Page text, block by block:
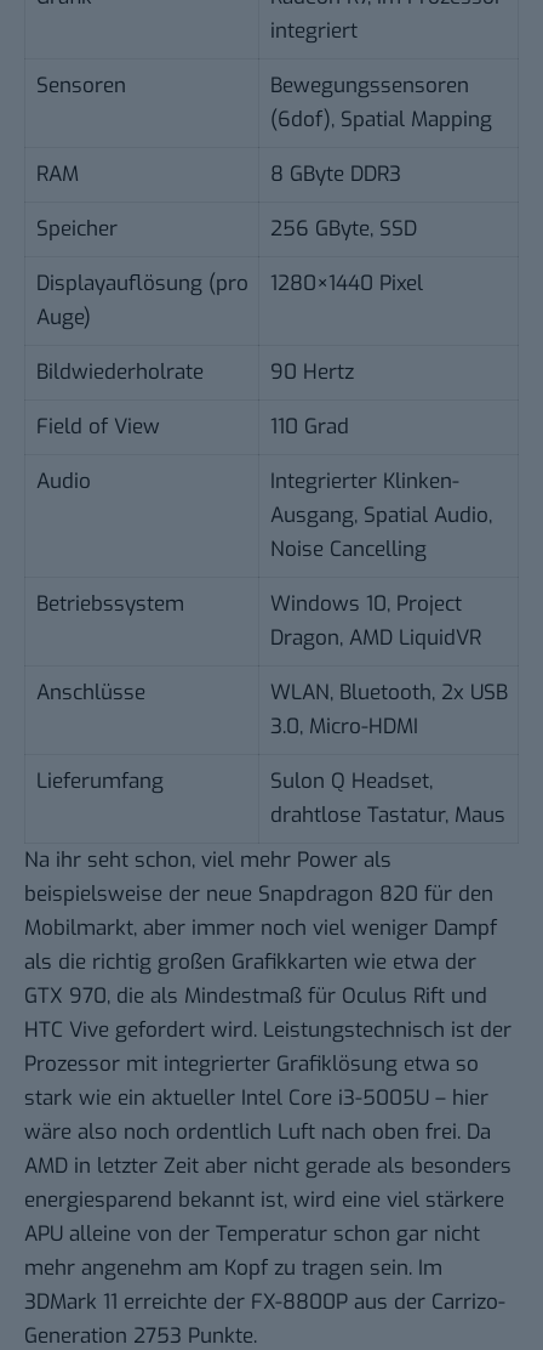
integriert
Sensoren
Bewegungssensoren
(6dof), Spatial Mapping
RAM
8 GByte DDR3
Speicher
256 GByte, SSD
Displayauflösung (pro
Auge)
1280×1440 Pixel
Bildwiederholrate
90 Hertz
Field of View
110 Grad
Audio
Integrierter Klinken-
Ausgang, Spatial Audio,
Noise Cancelling
Betriebssystem
Windows 10, Project
Dragon, AMD LiquidVR
Anschlüsse
WLAN, Bluetooth, 2x USB
3.0, Micro-HDMI
Lieferumfang
Sulon Q Headset,
drahtlose Tastatur, Maus
Na ihr seht schon, viel mehr Power als
beispielsweise der neue Snapdragon 820 für den
Mobilmarkt, aber immer noch viel weniger Dampf
als die richtig großen Grafikkarten wie etwa der
GTX 970, die als Mindestmaß für Oculus Rift und
HTC Vive gefordert wird. Leistungstechnisch ist der
Prozessor mit integrierter Grafiklösung etwa so
stark wie ein aktueller Intel Core i3-5005U – hier
wäre also noch ordentlich Luft nach oben frei. Da
AMD in letzter Zeit aber nicht gerade als besonders
energiesparend bekannt ist, wird eine viel stärkere
APU alleine von der Temperatur schon gar nicht
mehr angenehm am Kopf zu tragen sein. Im
3DMark 11 erreichte der FX-8800P aus der Carrizo-
Generation 2753 Punkte.